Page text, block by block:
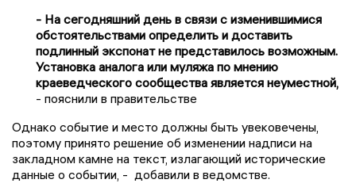
- На сегодняшний день в связи с изменившимися
обстоятельствами определить и доставить
подлинный экспонат не представилось возможным.
Установка аналога или муляжа по мнению
краеведческого сообщества является неуместной,
- пояснили в правительстве
Однако событие и место должны быть увековечены,
поэтому принято решение об изменении надписи на
закладном камне на текст, излагающий исторические
данные о событии, - добавили в ведомстве.